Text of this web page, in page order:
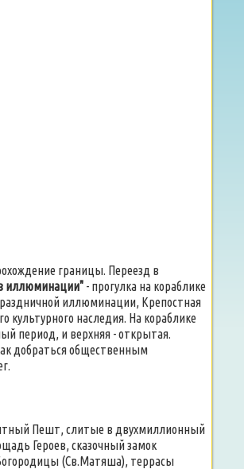
границы. Переезд в
иллюминации" - прогулка на кораблике
иллюминации, Крепостная
наследия. На кораблике
период, и верхняя - открытая.
добраться общественным
Пешт, слитые в двухмиллионный
Героев, сказочный замок
(Св.Матяша), террасы